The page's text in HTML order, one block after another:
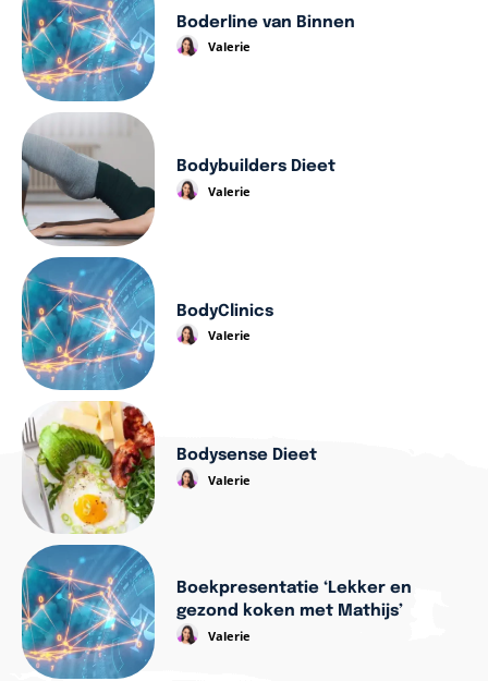
Boderline van Binnen
Valerie
Bodybuilders Dieet
Valerie
BodyClinics
Valerie
Bodysense Dieet
Valerie
Boekpresentatie ‘Lekker en
gezond koken met Mathijs’
Valerie